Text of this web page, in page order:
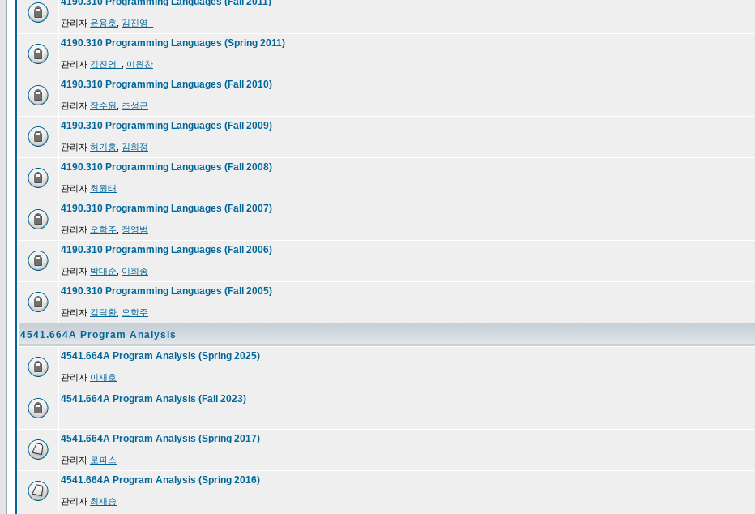
관리자 윤용호 김진영_
4190.310 Programming Languages (Spring 2011)
관리자 김진영_ 이원찬
4190.310 Programming Languages (Fall 2010)
관리자 장수원 조성근
4190.310 Programming Languages (Fall 2009)
관리자 허기홍 김희정
4190.310 Programming Languages (Fall 2008)
관리자 최원태
4190.310 Programming Languages (Fall 2007)
관리자 오학주 정영범
4190.310 Programming Languages (Fall 2006)
관리자 박대준 이희종
4190.310 Programming Languages (Fall 2005)
관리자 김덕환 오학주
4541.664A Program Analysis
4541.664A Program Analysis (Spring 2025)
관리자 이재호
4541.664A Program Analysis (Fall 2023)
4541.664A Program Analysis (Spring 2017)
관리자 로파스
4541.664A Program Analysis (Spring 2016)
관리자 최재승